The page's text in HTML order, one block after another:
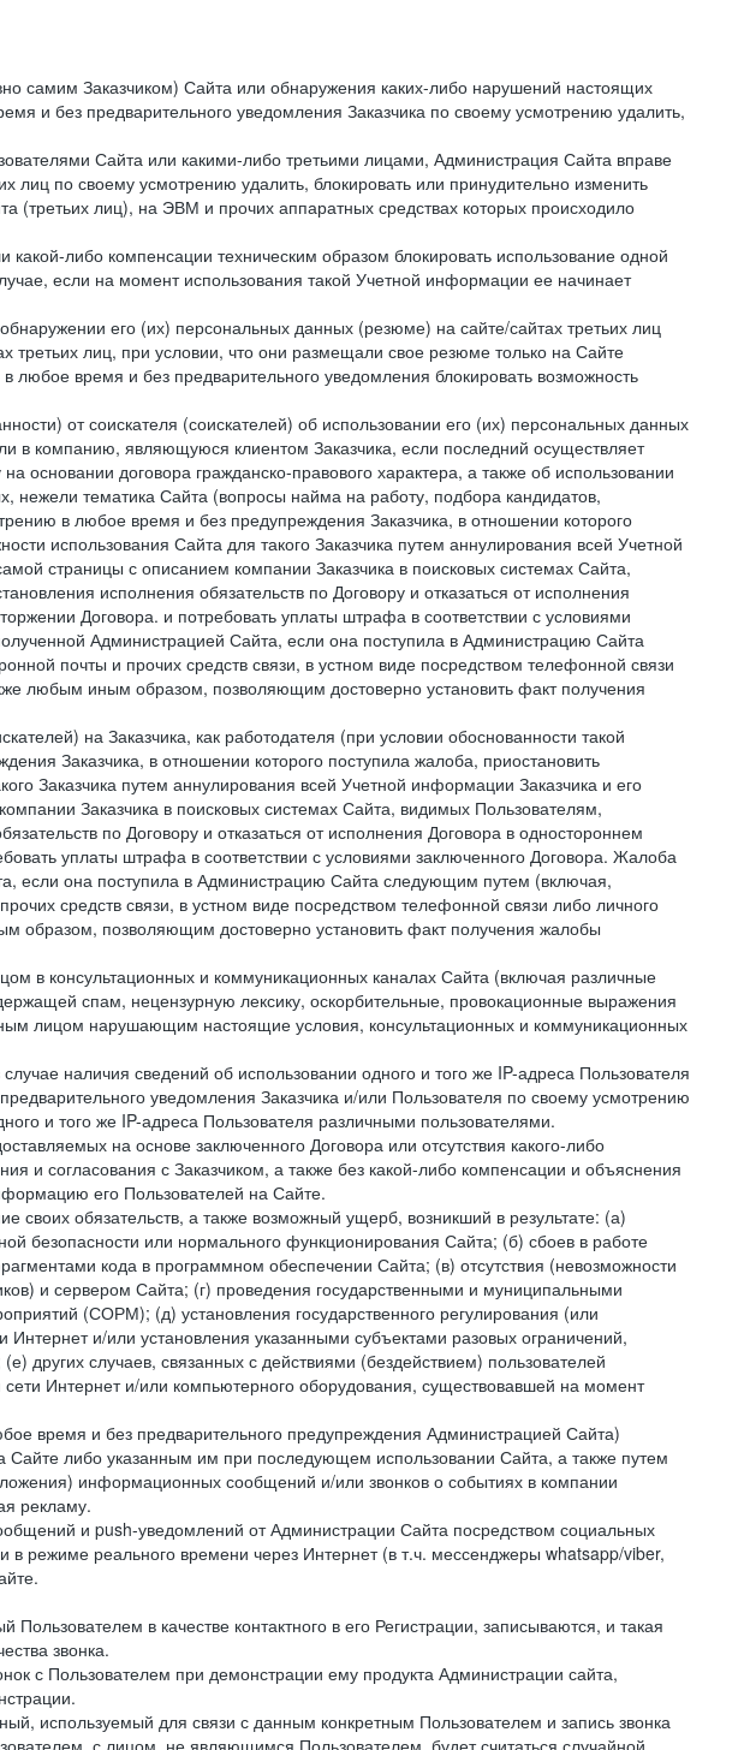
самим Заказчиком) Сайта или обнаружения каких-либо нарушений настоящих
и без предварительного уведомления Заказчика по своему усмотрению удалить,
Сайта или какими-либо третьими лицами, Администрация Сайта вправе
лиц по своему усмотрению удалить, блокировать или принудительно изменить
лиц), на ЭВМ и прочих аппаратных средствах которых происходило
либо компенсации техническим образом блокировать использование одной
если на момент использования такой Учетной информации ее начинает
его (их) персональных данных (резюме) на сайте/сайтах третьих лиц
лиц, при условии, что они размещали свое резюме только на Сайте
время и без предварительного уведомления блокировать возможность
от соискателя (соискателей) об использовании его (их) персональных данных
в компанию, являющуюся клиентом Заказчика, если последний осуществляет
основании договора гражданско-правового характера, а также об использовании
нежели тематика Сайта (вопросы найма на работу, подбора кандидатов,
в любое время и без предупреждения Заказчика, в отношении которого
использования Сайта для такого Заказчика путем аннулирования всей Учетной
страницы с описанием компании Заказчика в поисковых системах Сайта,
исполнения обязательств по Договору и отказаться от исполнения
Договора. и потребовать уплаты штрафа в соответствии с условиями
Администрацией Сайта, если она поступила в Администрацию Сайта
почты и прочих средств связи, в устном виде посредством телефонной связи
любым иным образом, позволяющим достоверно установить факт получения
на Заказчика, как работодателя (при условии обоснованности такой
Заказчика, в отношении которого поступила жалоба, приостановить
Заказчика путем аннулирования всей Учетной информации Заказчика и его
Заказчика в поисковых системах Сайта, видимых Пользователям,
по Договору и отказаться от исполнения Договора в одностороннем
уплаты штрафа в соответствии с условиями заключенного Договора. Жалоба
если она поступила в Администрацию Сайта следующим путем (включая,
средств связи, в устном виде посредством телефонной связи либо личного
образом, позволяющим достоверно установить факт получения жалобы
в консультационных и коммуникационных каналах Сайта (включая различные
спам, нецензурную лексику, оскорбительные, провокационные выражения
лицом нарушающим настоящие условия, консультационных и коммуникационных
наличия сведений об использовании одного и того же IP-адреса Пользователя
уведомления Заказчика и/или Пользователя по своему усмотрению
и того же IP-адреса Пользователя различными пользователями.
на основе заключенного Договора или отсутствия какого-либо
и согласования с Заказчиком, а также без какой-либо компенсации и объяснения
его Пользователей на Сайте.
обязательств, а также возможный ущерб, возникший в результате: (а)
безопасности или нормального функционирования Сайта; (б) сбоев в работе
кода в программном обеспечении Сайта; (в) отсутствия (невозможности
и сервером Сайта; (г) проведения государственными и муниципальными
(СОРМ); (д) установления государственного регулирования (или
и/или установления указанными субъектами разовых ограничений,
случаев, связанных с действиями (бездействием) пользователей
Интернет и/или компьютерного оборудования, существовавшей на момент
время и без предварительного предупреждения Администрацией Сайта)
либо указанным им при последующем использовании Сайта, а также путем
информационных сообщений и/или звонков о событиях в компании
рекламу.
и push-уведомлений от Администрации Сайта посредством социальных
режиме реального времени через Интернет (в т.ч. мессенджеры whatsapp/viber,
в качестве контактного в его Регистрации, записываются, и такая
звонка.
с Пользователем при демонстрации ему продукта Администрации сайта,
используемый для связи с данным конкретным Пользователем и запись звонка
с лицом, не являющимся Пользователем, будет считаться случайной.